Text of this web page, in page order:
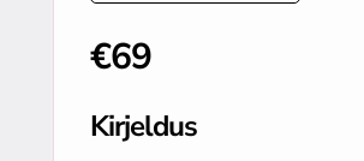
€69
Kirjeldus